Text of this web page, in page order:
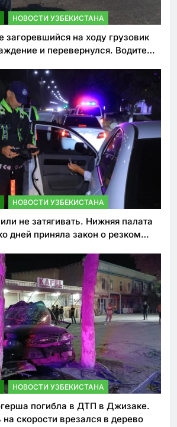
НОВОСТИ УЗБЕКИСТАНА
загоревшийся на ходу грузовик
и перевернулся. Водитель
НОВОСТИ УЗБЕКИСТАНА
не затягивать. Нижняя палата
дней приняла закон о резком
НОВОСТИ УЗБЕКИСТАНА
погибла в ДТП в Джизаке.
скорости врезался в дерево